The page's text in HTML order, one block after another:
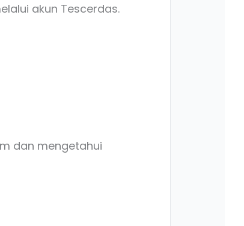
akun Tescerdas.
dan mengetahui